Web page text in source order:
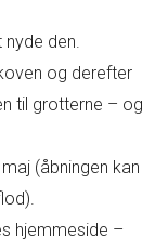
den.
og derefter
til grotterne – og
(åbningen kan
hjemmeside –